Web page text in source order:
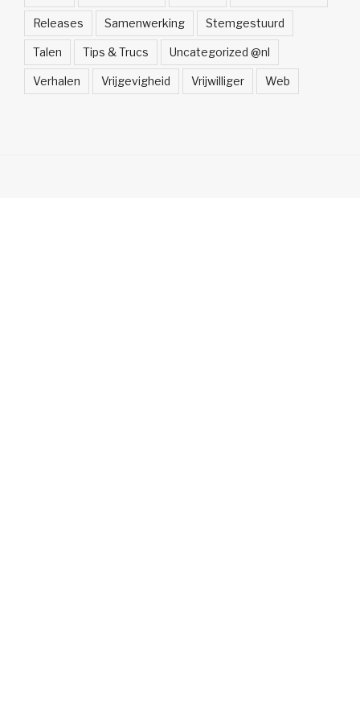
Releases Samenwerking Stemgestuurd
Talen Tips & Trucs Uncategorized @nl
Verhalen Vrijgevigheid Vrijwilliger Web